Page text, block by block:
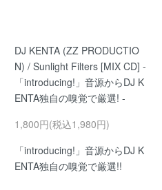
DJ KENTA (ZZ PRODUCTIO
N) / Sunlight Filters [MIX CD] -
「introducing!」音源からDJ K
ENTA独自の嗅覚で厳選! -
1,800円(税込1,980円)
「introducing!」音源からDJ K
ENTA独自の嗅覚で厳選!!